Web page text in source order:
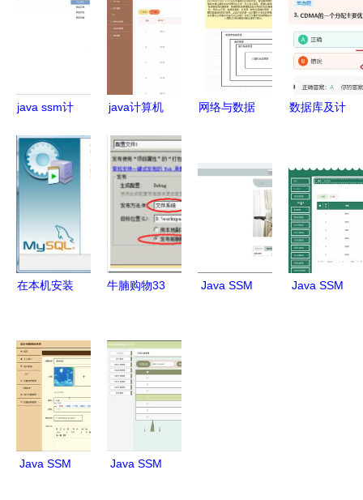
java ssm计
计农村电商
网站3252s
数据库 部
署
java计算机
医保健网站
源码 系统
lw 数据库
调试运行
网络与数据
统学习指南
数据库及计
精要
在本机安装
库服务器及
网络服务指
南
牛腩购物33
从发布到异
常处理
Java SSM
Java SSM
Java SSM
Java SSM